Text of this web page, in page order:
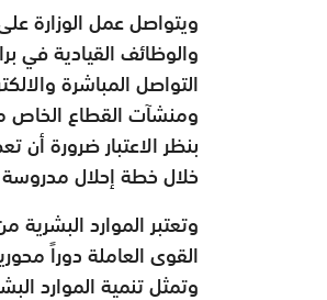
ويتواصل عمل الوزارة
والوظائف القيادية في
التواصل المباشرة
ومنشآت القطاع الخاص
بنظر الاعتبار ضرورة أن
خلال خطة إحلال
وتعتبر الموارد
القوى العاملة دوراً
وتمثل تنمية الموارد